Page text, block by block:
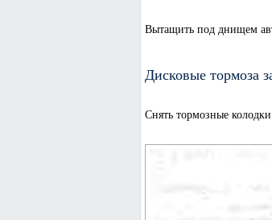
Вытащить под днищем
Дисковые тормоза
Снять тормозные